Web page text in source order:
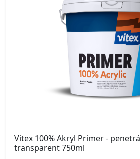
Vitex 100% Akryl Primer -
transparent 750ml